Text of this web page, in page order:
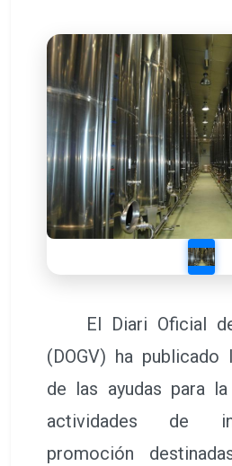
El Diari Oficial de
(DOGV) ha
de las ayudas para
actividades de
promoción